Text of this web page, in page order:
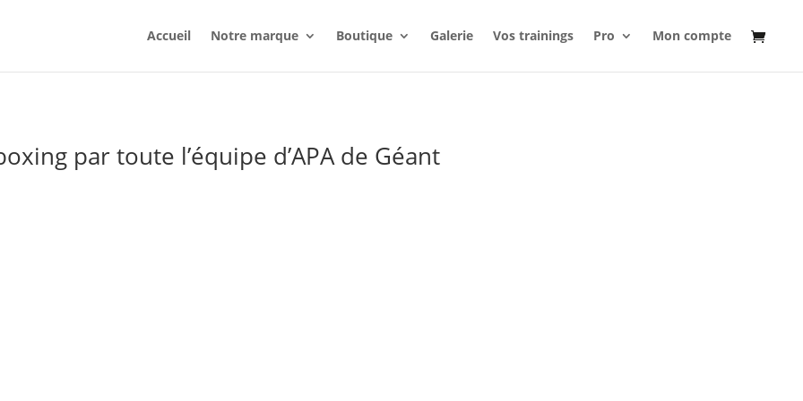
Accueil Notre marque Boutique Galerie Vos trainings Pro Mon compte
par toute l’équipe d’APA de Géant